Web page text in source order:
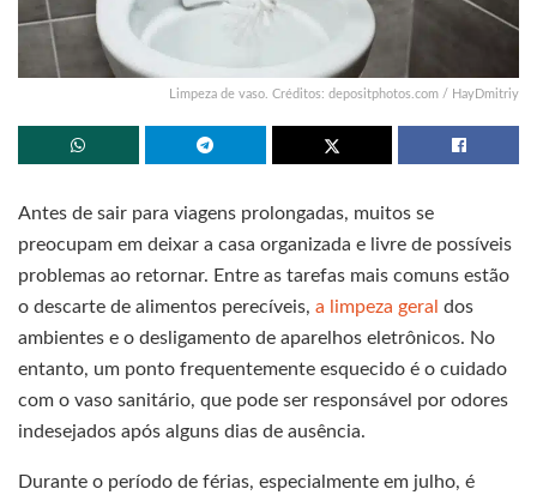
Limpeza de vaso. Créditos: depositphotos.com / HayDmitriy
Antes de sair para viagens prolongadas, muitos se
preocupam em deixar a casa organizada e livre de possíveis
problemas ao retornar. Entre as tarefas mais comuns estão
o descarte de alimentos perecíveis, a limpeza geral dos
ambientes e o desligamento de aparelhos eletrônicos. No
entanto, um ponto frequentemente esquecido é o cuidado
com o vaso sanitário, que pode ser responsável por odores
indesejados após alguns dias de ausência.
Durante o período de férias, especialmente em julho, é